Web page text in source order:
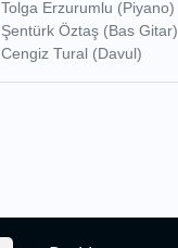
Tolga Erzurumlu (Piyano)
Şentürk Öztaş (Bas Gitar)
Cengiz Tural (Davul)